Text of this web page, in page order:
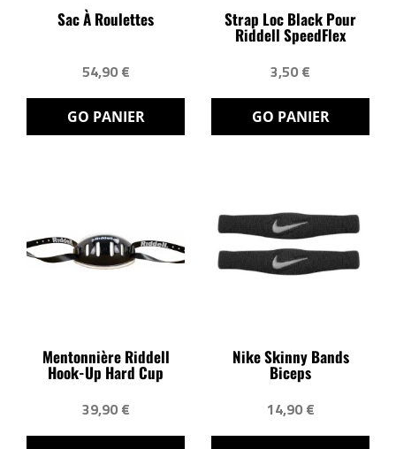
Sac À Roulettes
54,90 €
GO PANIER
Strap Loc Black Pour
Riddell SpeedFlex
3,50 €
GO PANIER
Mentonnière Riddell
Hook-Up Hard Cup
39,90 €
Nike Skinny Bands
Biceps
14,90 €